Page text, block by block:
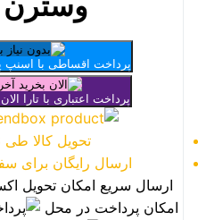
پرداخت اقساطی با اسنپ
پرداخت اعتباری با تارا
تحویل کالا طی 3 تا 5 روز کاری
ارسال رایگان برای سفارش
ارسال سریع امکان تحویل
امکان پرداخت در محل